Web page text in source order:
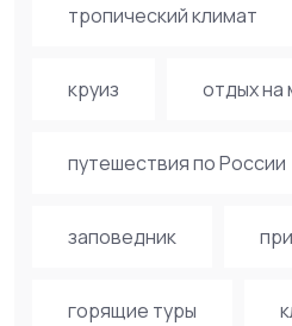
тропический климат
круиз отдых на
путешествия по России
заповедник
горящие туры